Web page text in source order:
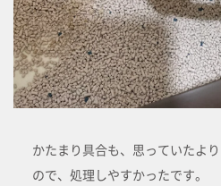
かたまり具合も、思っていたよ
ので、処理しやすかったです。